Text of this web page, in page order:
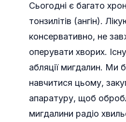
Сьогодні є багато
тонзилітів (ангін).
консервативно, не
оперувати хворих.
абляції мигдалин. Ми б
навчитися цьому,
апаратуру, щоб
мигдалини радіо